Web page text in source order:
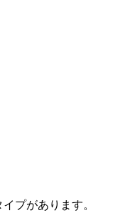
プがあります。